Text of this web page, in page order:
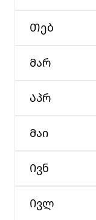
Თებ
Მარ
Აპრ
Მაი
Ივნ
Ივლ